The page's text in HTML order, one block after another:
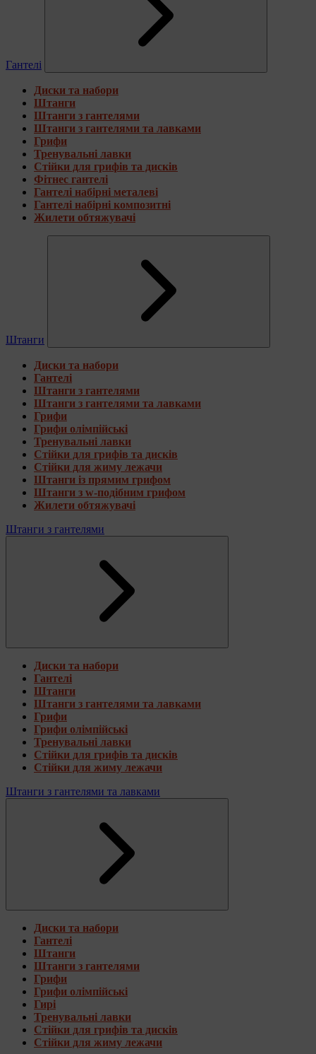
Гантелі
Диски та набори
Штанги
Штанги з гантелями
Штанги з гантелями та лавками
Грифи
Тренувальні лавки
Стійки для грифів та дисків
Фітнес гантелі
Гантелі набірні металеві
Гантелі набірні композитні
Жилети обтяжувачі
Штанги
Диски та набори
Гантелі
Штанги з гантелями
Штанги з гантелями та лавками
Грифи
Грифи олімпійські
Тренувальні лавки
Стійки для грифів та дисків
Стійки для жиму лежачи
Штанги із прямим грифом
Штанги з w-подібним грифом
Жилети обтяжувачі
Штанги з гантелями
Диски та набори
Гантелі
Штанги
Штанги з гантелями та лавками
Грифи
Грифи олімпійські
Тренувальні лавки
Стійки для грифів та дисків
Стійки для жиму лежачи
Штанги з гантелями та лавками
Диски та набори
Гантелі
Штанги
Штанги з гантелями
Грифи
Грифи олімпійські
Гирі
Тренувальні лавки
Стійки для грифів та дисків
Стійки для жиму лежачи